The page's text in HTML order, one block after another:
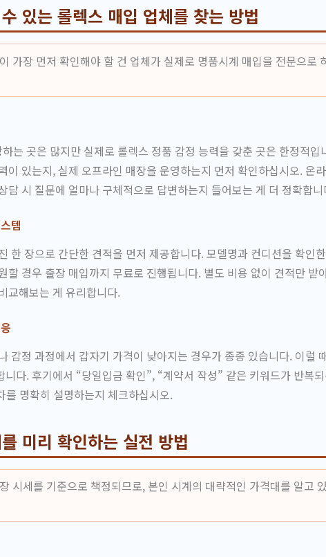
있는 롤렉스 매입 업체를 찾는 방법
가장 먼저 확인해야 할 건 업체가 실제로 명품시계 매입을 전문으로
는 곳은 많지만 실제로 롤렉스 정품 감정 능력을 갖춘 곳은 한정적입
이 있는지, 실제 오프라인 매장을 운영하는지 먼저 확인하십시오. 온
담 시 질문에 얼마나 구체적으로 답변하는지 들어보는 게 더 정확합
템
한 장으로 간단한 견적을 먼저 제공합니다. 모델명과 컨디션을 확인
할 경우 출장 매입까지 무료로 진행됩니다. 별도 비용 없이 견적만 받
교해보는 게 유리합니다.
감정 과정에서 갑자기 가격이 낮아지는 경우가 종종 있습니다. 이럴
니다. 후기에서 “당일입금 확인”, “계약서 작성” 같은 키워드가 반복
를 명확히 설명하는지 체크하십시오.
미리 확인하는 실전 방법
시세를 기준으로 책정되므로, 본인 시계의 대략적인 가격대를 알고